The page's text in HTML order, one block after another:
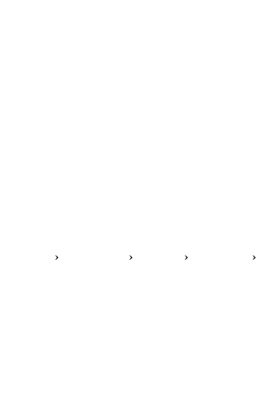
› › › ›